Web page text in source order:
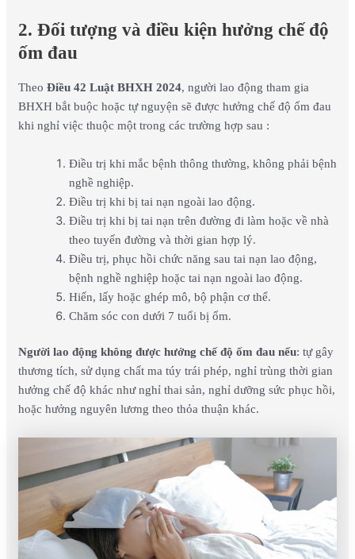
2. Đối tượng và điều kiện hưởng chế độ
ốm đau
Theo Điều 42 Luật BHXH 2024, người lao động tham gia
BHXH bắt buộc hoặc tự nguyện sẽ được hưởng chế độ ốm đau
khi nghỉ việc thuộc một trong các trường hợp sau :
Điều trị khi mắc bệnh thông thường, không phải bệnh
nghề nghiệp.
Điều trị khi bị tai nạn ngoài lao động.
Điều trị khi bị tai nạn trên đường đi làm hoặc về nhà
theo tuyến đường và thời gian hợp lý.
Điều trị, phục hồi chức năng sau tai nạn lao động,
bệnh nghề nghiệp hoặc tai nạn ngoài lao động.
Hiến, lấy hoặc ghép mô, bộ phận cơ thể.
Chăm sóc con dưới 7 tuổi bị ốm.
Người lao động không được hưởng chế độ ốm đau nếu: tự gây
thương tích, sử dụng chất ma túy trái phép, nghỉ trùng thời gian
hưởng chế độ khác như nghỉ thai sản, nghỉ dưỡng sức phục hồi,
hoặc hưởng nguyên lương theo thỏa thuận khác.